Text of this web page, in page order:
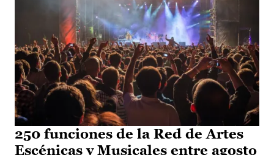
250 funciones de la Red de Artes
Escénicas y Musicales entre agosto